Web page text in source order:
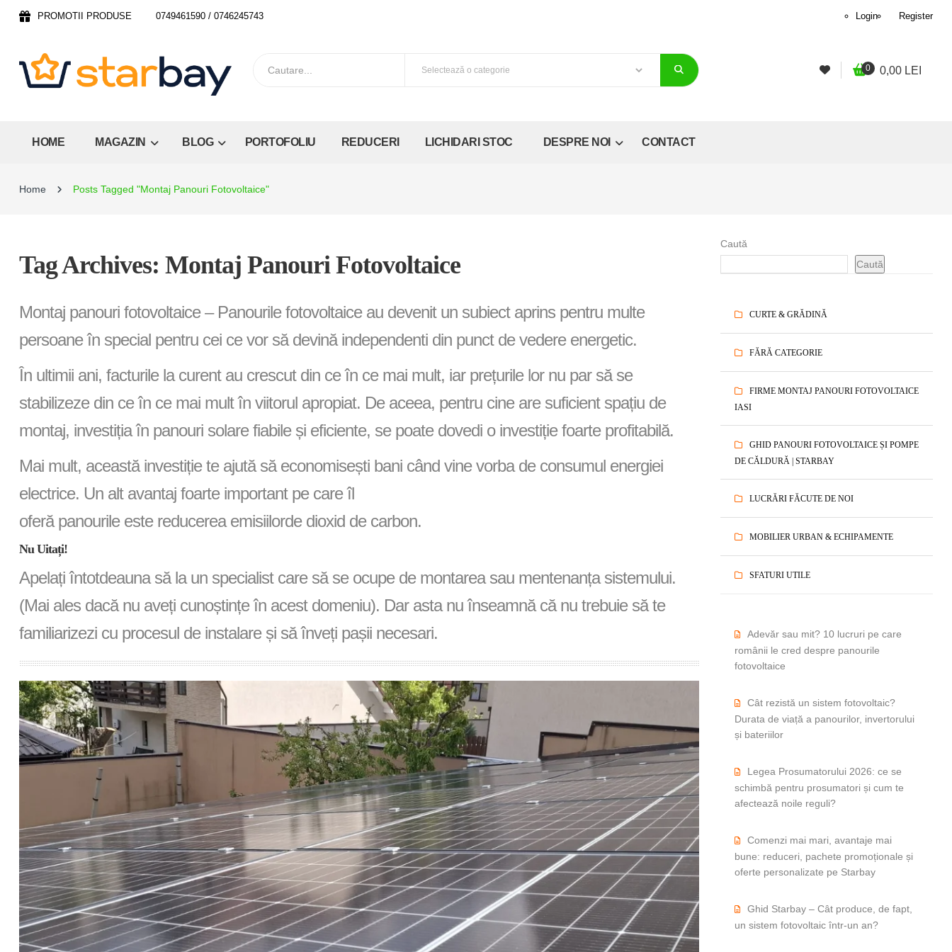
PROMOTII PRODUSE 0749461590 / 0746245743 Login Register
0 0,00 LEI
HOME MAGAZIN BLOG PORTOFOLIU REDUCERI LICHIDARI STOC DESPRE NOI CONTACT
Home Posts Tagged "Montaj Panouri Fotovoltaice"
Caută
Caută
CURTE & GRĂDINĂ
FĂRĂ CATEGORIE
FIRME MONTAJ PANOURI FOTOVOLTAICE
IASI
GHID PANOURI FOTOVOLTAICE ȘI POMPE
DE CĂLDURĂ | STARBAY
LUCRĂRI FĂCUTE DE NOI
MOBILIER URBAN & ECHIPAMENTE
SFATURI UTILE
Adevăr sau mit? 10 lucruri pe care
românii le cred despre panourile
fotovoltaice
Cât rezistă un sistem fotovoltaic?
Durata de viață a panourilor, invertorului
și bateriilor
Legea Prosumatorului 2026: ce se
schimbă pentru prosumatori și cum te
afectează noile reguli?
Comenzi mai mari, avantaje mai
bune: reduceri, pachete promoționale și
oferte personalizate pe Starbay
Ghid Starbay – Cât produce, de fapt,
un sistem fotovoltaic într-un an?
Tag Archives: Montaj Panouri Fotovoltaice
Montaj panouri fotovoltaice – Panourile fotovoltaice au devenit un subiect aprins pentru multe
persoane în special pentru cei ce vor să devină independenti din punct de vedere energetic.
În ultimii ani, facturile la curent au crescut din ce în ce mai mult, iar prețurile lor nu par să se
stabilizeze din ce în ce mai mult în viitorul apropiat. De aceea, pentru cine are suficient spațiu de
montaj, investiția în panouri solare fiabile și eficiente, se poate dovedi o investiție foarte profitabilă.
Mai mult, această investiție te ajută să economisești bani când vine vorba de consumul energiei
electrice. Un alt avantaj foarte important pe care îl
oferă panourile este reducerea emisiilorde dioxid de carbon.
Nu Uitați!
Apelați întotdeauna să la un specialist care să se ocupe de montarea sau mentenanța sistemului.
(Mai ales dacă nu aveți cunoștințe în acest domeniu). Dar asta nu înseamnă că nu trebuie să te
familiarizezi cu procesul de instalare și să înveți pașii necesari.